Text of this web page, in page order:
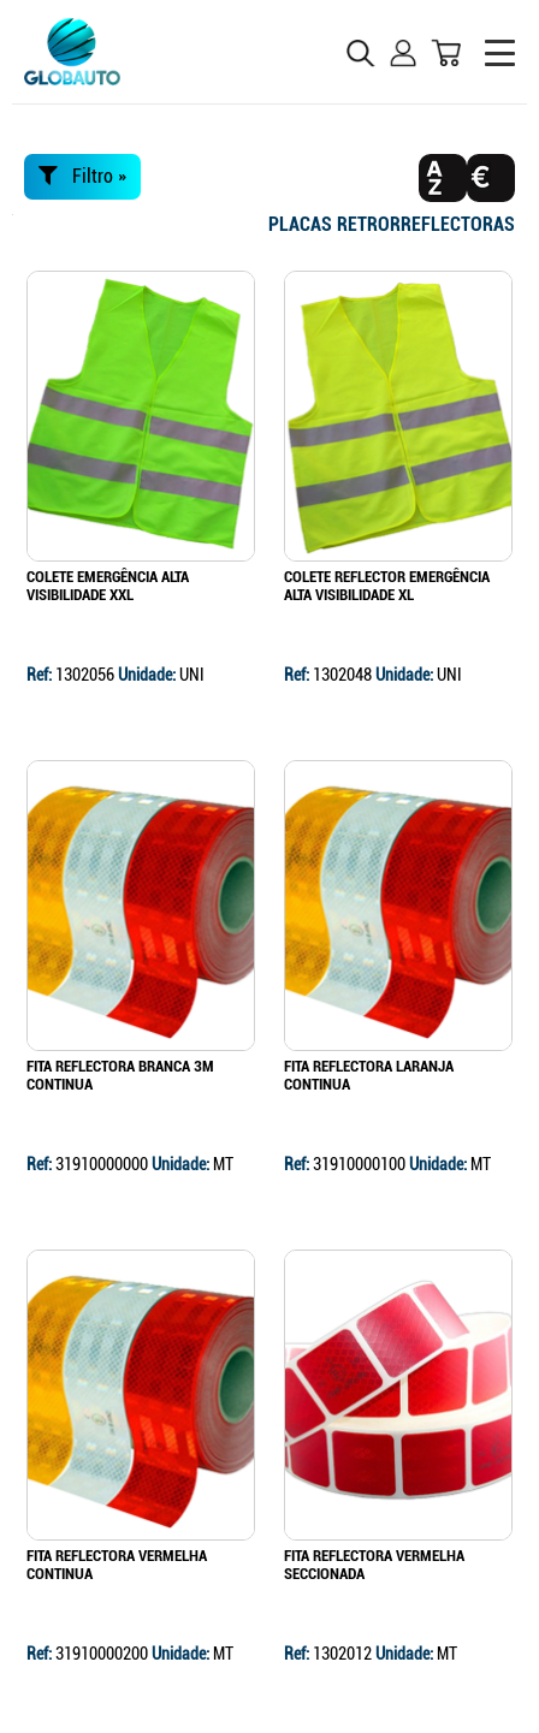
Filtro »
PLACAS RETRORREFLECTORAS
COLETE EMERGÊNCIA ALTA
VISIBILIDADE XXL
Ref: 1302056Unidade:UNI
COLETE REFLECTOR EMERGÊNCIA
ALTA VISIBILIDADE XL
Ref: 1302048Unidade:UNI
FITA REFLECTORA BRANCA 3M
CONTINUA
Ref:31910000000Unidade: MT
FITA REFLECTORA LARANJA
CONTINUA
Ref:31910000100Unidade: MT
FITA REFLECTORA VERMELHA
CONTINUA
Ref:31910000200Unidade: MT
FITA REFLECTORA VERMELHA
SECCIONADA
Ref: 1302012Unidade: MT